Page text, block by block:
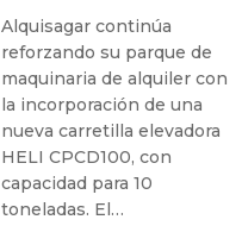
Alquisagar continúa
reforzando su parque de
maquinaria de alquiler con
la incorporación de una
nueva carretilla elevadora
HELI CPCD100, con
capacidad para 10
toneladas. El…